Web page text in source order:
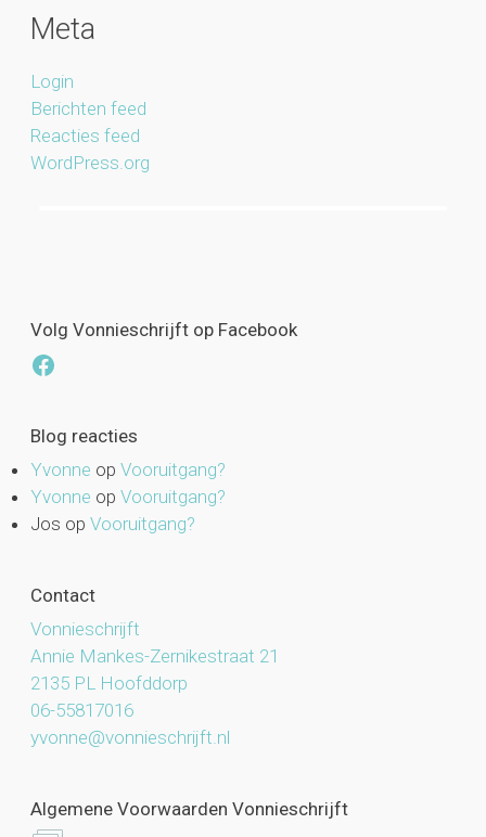
Meta
Login
Berichten feed
Reacties feed
WordPress.org
Volg Vonnieschrijft op Facebook
Facebook
Blog reacties
Yvonne op Vooruitgang?
Yvonne op Vooruitgang?
Jos op Vooruitgang?
Contact
Vonnieschrijft
Annie Mankes-Zernikestraat 21
2135 PL Hoofddorp
06-55817016
yvonne@vonnieschrijft.nl
Algemene Voorwaarden Vonnieschrijft